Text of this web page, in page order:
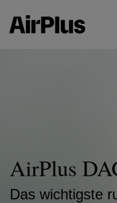
AirPlus
Das wichtigste